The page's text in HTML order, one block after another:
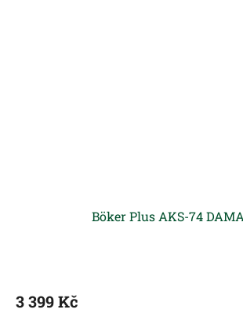
Böker Plus AKS-74
3 399 Kč